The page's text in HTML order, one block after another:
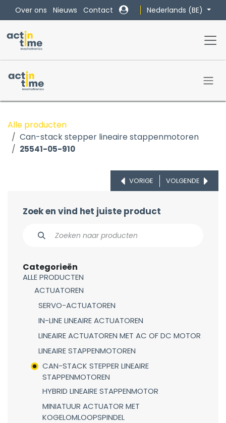
Overslaan naar inhoud
Over ons Nieuws Contact Nederlands (BE)
Alle producten
Can-stack stepper lineaire stappenmotoren
25541-05-910
VORIGE VOLGENDE
Zoek en vind het juiste product
Categorieën
ALLE PRODUCTEN
ACTUATOREN
SERVO-ACTUATOREN
IN-LINE LINEAIRE ACTUATOREN
LINEAIRE ACTUATOREN MET AC OF DC MOTOR
LINEAIRE STAPPENMOTOREN
CAN-STACK STEPPER LINEAIRE
STAPPENMOTOREN
HYBRID LINEAIRE STAPPENMOTOR
MINIATUUR ACTUATOR MET
KOGELOMLOOPSPINDEL